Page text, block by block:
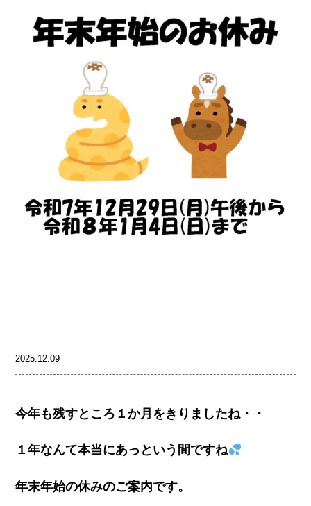
2025.12.09
今年も残すところ１か月をきりましたね・・
１年なんて本当にあっという間ですね
年末年始の休みのご案内です。